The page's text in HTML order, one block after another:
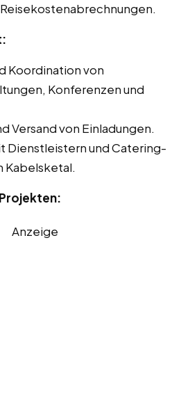
Koordination von
Konferenzen und
Versand von Einladungen.
Dienstleistern und Catering-
Kabelsketal.
Anzeige